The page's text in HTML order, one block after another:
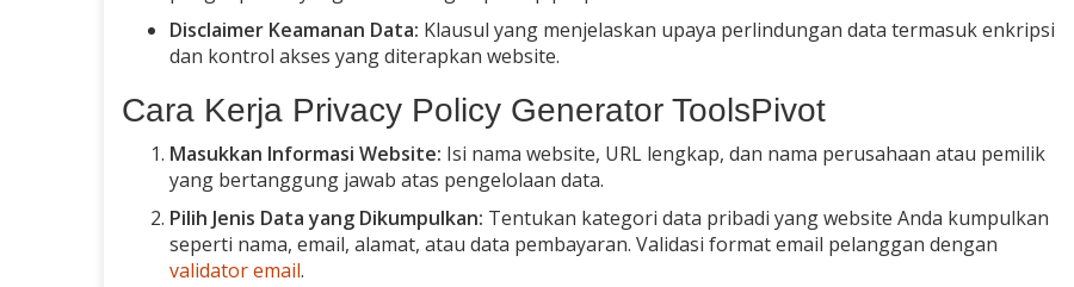
Disclaimer Keamanan Data: Klausul yang menjelaskan upaya perlindungan data termasuk enkripsi
dan kontrol akses yang diterapkan website.
Cara Kerja Privacy Policy Generator ToolsPivot
Masukkan Informasi Website: Isi nama website, URL lengkap, dan nama perusahaan atau pemilik
yang bertanggung jawab atas pengelolaan data.
Pilih Jenis Data yang Dikumpulkan: Tentukan kategori data pribadi yang website Anda kumpulkan
seperti nama, email, alamat, atau data pembayaran. Validasi format email pelanggan dengan
validator email.